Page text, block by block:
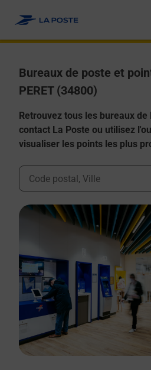
Bureaux de poste et
PERET (34800)
Retrouvez tous les bureaux de
contact La Poste ou utilisez
visualiser les points les plus
Ville, Département, Code Postal